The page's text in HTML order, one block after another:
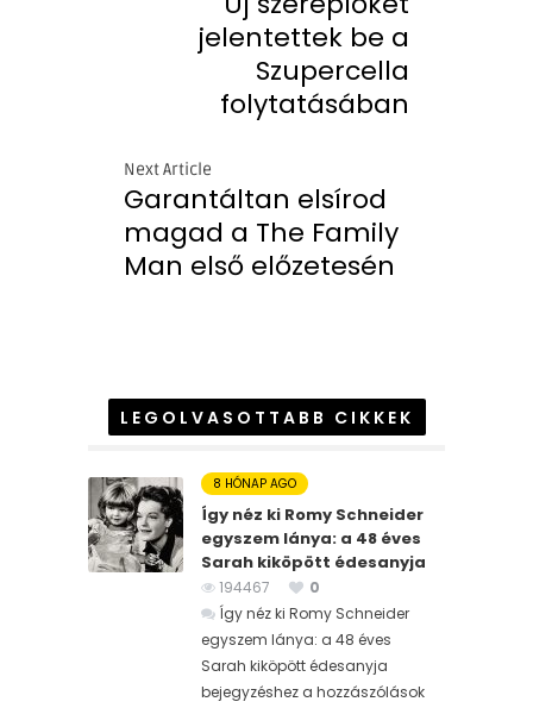
jelentettek be a
Szupercella
folytatásában
Next Article
Garantáltan elsírod
magad a The Family
Man első előzetesén
LEGOLVASOTTABB CIKKEK
8 HÓNAP AGO
Így néz ki Romy Schneider
egyszem lánya: a 48 éves
Sarah kiköpött édesanyja
194467
0
Így néz ki Romy Schneider
egyszem lánya: a 48 éves
Sarah kiköpött édesanyja
bejegyzéshez a hozzászólások